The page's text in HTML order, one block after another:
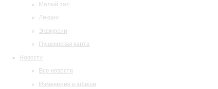
Малый зал
Лекции
Экскурсии
Пушкинская карта
Новости
Все новости
Изменения в афише